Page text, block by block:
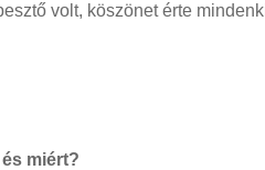
volt, köszönet érte
miért?